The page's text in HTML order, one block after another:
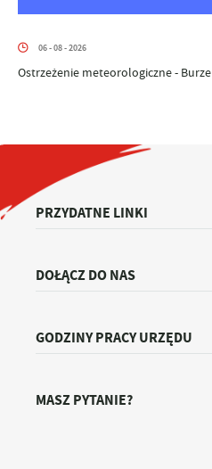
06 - 08 - 2026
Ostrzeżenie meteorologiczne - Burze
PRZYDATNE LINKI
DOŁĄCZ DO NAS
GODZINY PRACY URZĘDU
MASZ PYTANIE?